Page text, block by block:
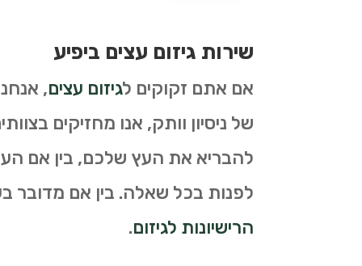
שירות גיזום עצים ביפיע
אם אתם זקוקים לגיזום עצים,
של ניסיון וותק, אנו מחזיקים
להבריא את העץ שלכם, בין אם
לפנות בכל שאלה. בין אם מדובר
הרישיונות לגיזום.